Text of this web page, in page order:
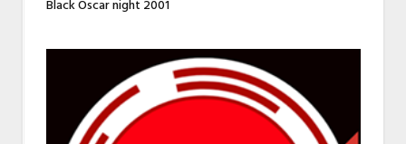
Black Oscar night 2001